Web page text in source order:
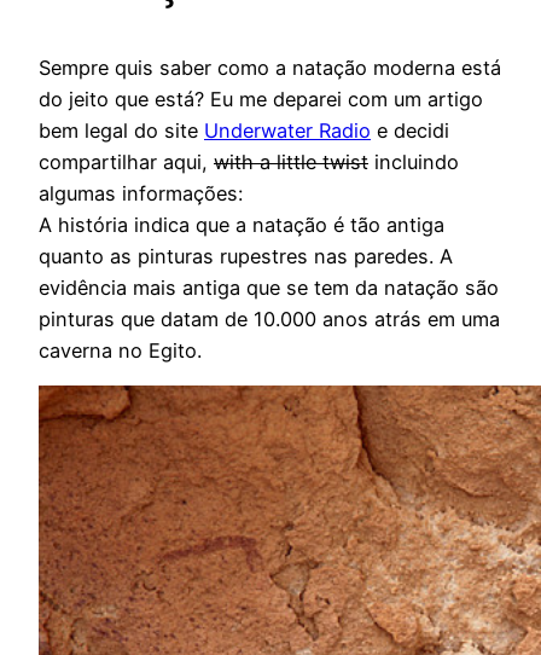
Sempre quis saber como a natação moderna está
do jeito que está? Eu me deparei com um artigo
bem legal do site Underwater Radio e decidi
compartilhar aqui, with a little twist incluindo
algumas informações:
A história indica que a natação é tão antiga
quanto as pinturas rupestres nas paredes. A
evidência mais antiga que se tem da natação são
pinturas que datam de 10.000 anos atrás em uma
caverna no Egito.